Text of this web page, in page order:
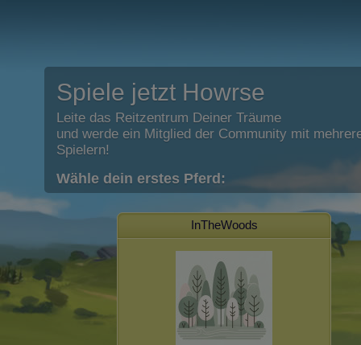
Spiele jetzt Howrse
Leite das Reitzentrum Deiner Träume
und werde ein Mitglied der Community mit
Spielern!
Wähle dein erstes Pferd:
InTheWoods